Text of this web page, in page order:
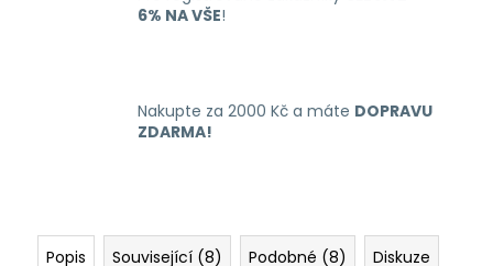
6% NA VŠE!
Nakupte za 2000 Kč a máte DOPRAVU
ZDARMA!
Popis Související (8) Podobné (8) Diskuze